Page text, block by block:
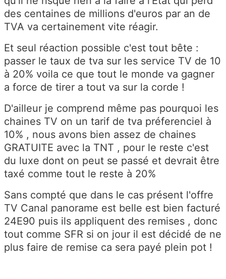
des centaines de millions d'euros par an de
TVA va certainement vite réagir.
Et seul réaction possible c'est tout bête :
passer le taux de tva sur les service TV de 10
à 20% voila ce que tout le monde va gagner
a force de tirer a tout va sur la corde !
D'ailleur je comprend même pas pourquoi les
chaines TV on un tarif de tva préferenciel à
10% , nous avons bien assez de chaines
GRATUITE avec la TNT , pour le reste c'est
du luxe dont on peut se passé et devrait être
taxé comme tout le reste à 20%
Sans compté que dans le cas présent l'offre
TV Canal panorame est belle est bien facturé
24E90 puis ils appliquent des remises , donc
tout comme SFR si on jour il est décidé de ne
plus faire de remise ca sera payé plein pot !